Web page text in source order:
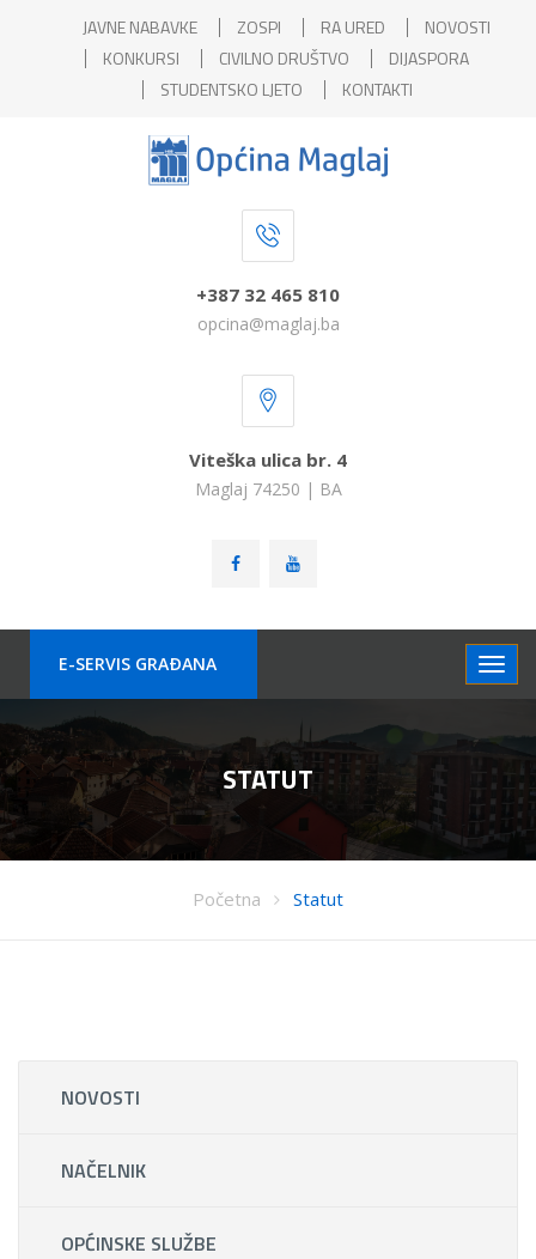
JAVNE NABAVKE ZOSPI RA URED
NOVOSTI
KONKURSI
CIVILNO DRUŠTVO
DIJASPORA
STUDENTSKO LJETO
KONTAKTI
+387 32 465 810
opcina@maglaj.ba
Viteška ulica br. 4
Maglaj 74250 | BA
E-SERVIS GRAÐANA
STATUT
Početna Statut
NOVOSTI
NAČELNIK
OPĆINSKE SLUŽBE